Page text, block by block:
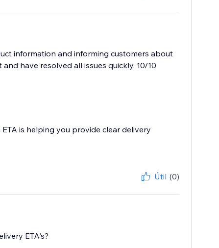
information and informing customers about
have resolved all issues quickly. 10/10
is helping you provide clear delivery
Útil (0)
ETA's?